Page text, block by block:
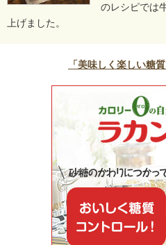
のレシピでは
上げました。
「美味しく楽しい糖